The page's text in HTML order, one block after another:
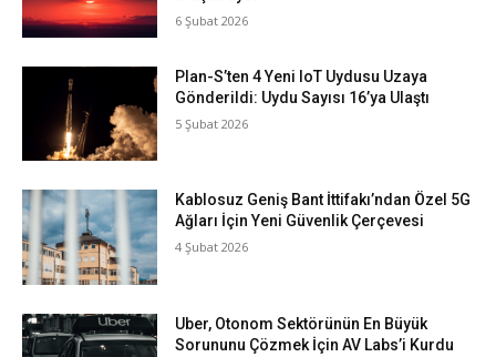
6 Şubat 2026
Plan-S’ten 4 Yeni IoT Uydusu Uzaya
Gönderildi: Uydu Sayısı 16’ya Ulaştı
5 Şubat 2026
Kablosuz Geniş Bant İttifakı’ndan Özel 5G
Ağları İçin Yeni Güvenlik Çerçevesi
4 Şubat 2026
Uber, Otonom Sektörünün En Büyük
Sorununu Çözmek İçin AV Labs’i Kurdu